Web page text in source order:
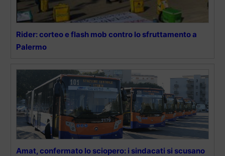
Rider: corteo e flash mob contro lo sfruttamento a
Palermo
Amat, confermato lo sciopero: i sindacati si scusano